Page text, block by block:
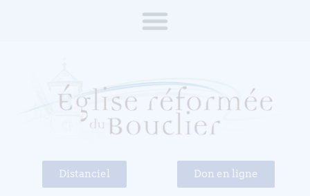
Distanciel Don en ligne